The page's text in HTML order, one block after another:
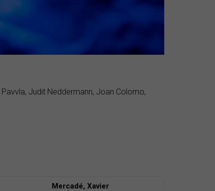
Judit Neddermann, Joan Colomo,
Mercadé, Xavier